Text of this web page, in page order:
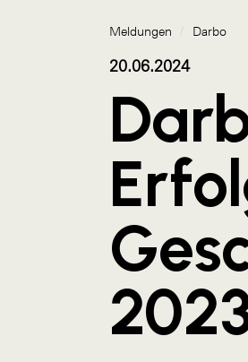
Meldungen / Darbo
20.06.2024